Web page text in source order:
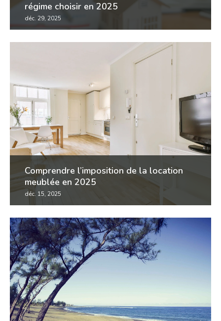
régime choisir en 2025
déc. 29, 2025
(location en meublé fiscalité) les deux principaux
Comprendre l’imposition de la location
meublée en 2025
déc. 15, 2025
attractive en 2025, notamment grâce à une fiscalité
plus avantageuse que la location nue. mais...